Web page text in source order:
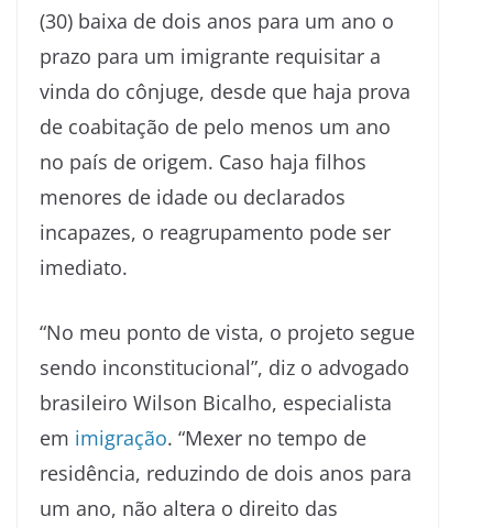
(30) baixa de dois anos para um ano o
prazo para um imigrante requisitar a
vinda do cônjuge, desde que haja prova
de coabitação de pelo menos um ano
no país de origem. Caso haja filhos
menores de idade ou declarados
incapazes, o reagrupamento pode ser
imediato.
“No meu ponto de vista, o projeto segue
sendo inconstitucional”, diz o advogado
brasileiro Wilson Bicalho, especialista
em imigração. “Mexer no tempo de
residência, reduzindo de dois anos para
um ano, não altera o direito das